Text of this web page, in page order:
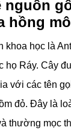
hồng
khoa học là
họ Ráy. Cây
với các tên
đỏ. Đây là
thường mọc